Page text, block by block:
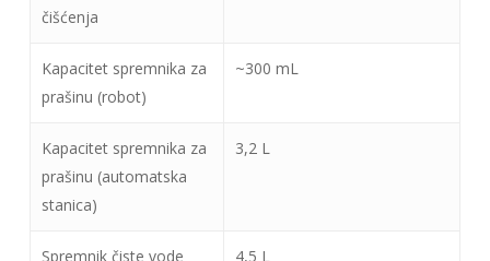
čišćenja
Kapacitet spremnika za
prašinu (robot)
~300 mL
Kapacitet spremnika za
prašinu (automatska
stanica)
3,2 L
Spremnik čiste vode
4,5 L